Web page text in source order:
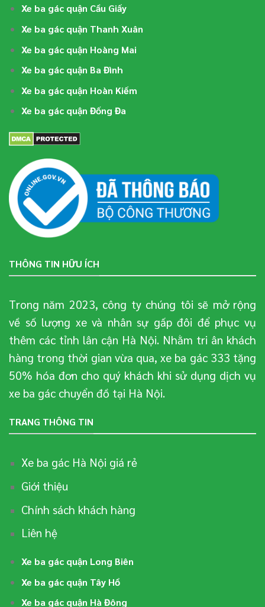
Xe ba gác quận Cầu Giấy
Xe ba gác quận Thanh Xuân
Xe ba gác quận Hoàng Mai
Xe ba gác quận Ba Đình
Xe ba gác quận Hoàn Kiếm
Xe ba gác quận Đống Đa
THÔNG TIN HỮU ÍCH
Trong năm 2023, công ty chúng tôi sẽ mở rộng
về số lượng xe và nhân sự gấp đôi để phục vụ
thêm các tỉnh lân cận Hà Nội. Nhằm tri ân khách
hàng trong thời gian vừa qua, xe ba gác 333 tặng
50% hóa đơn cho quý khách khi sử dụng dịch vụ
xe ba gác chuyển đồ tại Hà Nội.
TRANG THÔNG TIN
Xe ba gác Hà Nội giá rẻ
Giới thiệu
Chính sách khách hàng
Liên hệ
Xe ba gác quận Long Biên
Xe ba gác quận Tây Hồ
Xe ba gác quận Hà Đông